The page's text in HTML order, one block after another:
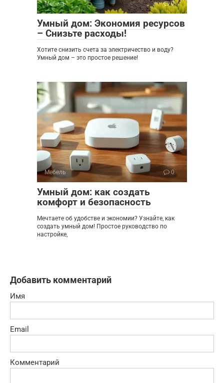
Мебель 0
Умный дом: Экономия ресурсов
– Снизьте расходы!
Хотите снизить счета за электричество и воду?
Умный дом – это простое решение!
Мебель 0
Умный дом: как создать
комфорт и безопасность
Мечтаете об удобстве и экономии? Узнайте, как
создать умный дом! Простое руководство по
настройке,
Добавить комментарий
Имя
Email
Комментарий